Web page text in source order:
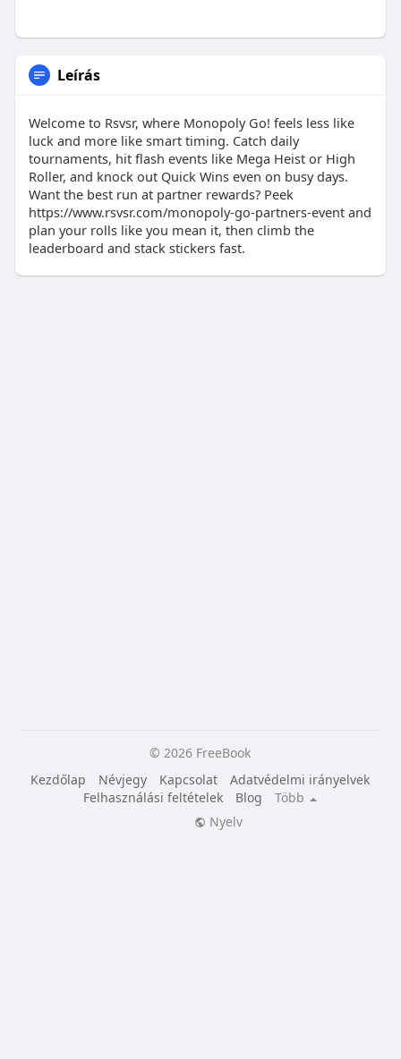
Leírás
Welcome to Rsvsr, where Monopoly Go! feels less like
luck and more like smart timing. Catch daily
tournaments, hit flash events like Mega Heist or High
Roller, and knock out Quick Wins even on busy days.
Want the best run at partner rewards? Peek
https://www.rsvsr.com/monopoly-go-partners-event and
plan your rolls like you mean it, then climb the
leaderboard and stack stickers fast.
© 2026 FreeBook
Kezdőlap
Névjegy Kapcsolat
Adatvédelmi irányelvek
Felhasználási feltételek
Blog
Több
Nyelv